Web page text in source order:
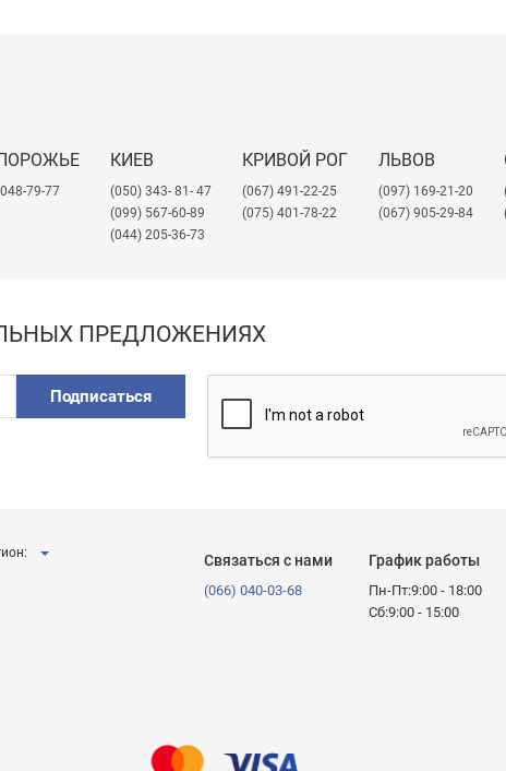
79-77
КИЕВ
(050) 343- 81- 47
(099) 567-60-89
(044) 205-36-73
КРИВОЙ РОГ
(067) 491-22-25
(075) 401-78-22
ЛЬВОВ
​(097) 169-21-20
(067) 905-29-84
ПРЕДЛОЖЕНИЯХ
Подписаться
Связаться с нами
(066) 040-03-68
График работы
Пн-Пт:9:00 - 18:00
Сб:9:00 - 15:00